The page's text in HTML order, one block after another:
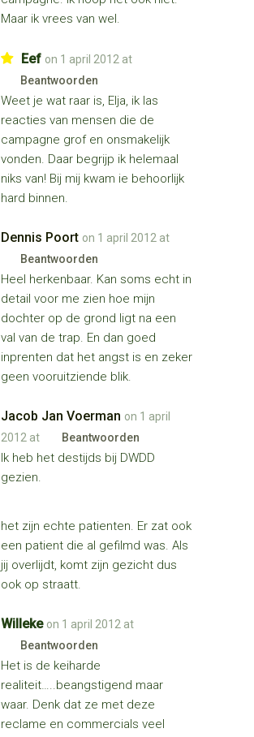
Maar ik vrees van wel.
Eef on 1 april 2012 at
Beantwoorden
Weet je wat raar is, Elja, ik las
reacties van mensen die de
campagne grof en onsmakelijk
vonden. Daar begrijp ik helemaal
niks van! Bij mij kwam ie behoorlijk
hard binnen.
Dennis Poort on 1 april 2012 at
Beantwoorden
Heel herkenbaar. Kan soms echt in
detail voor me zien hoe mijn
dochter op de grond ligt na een
val van de trap. En dan goed
inprenten dat het angst is en zeker
geen vooruitziende blik.
Jacob Jan Voerman on 1 april
2012 at
Beantwoorden
Ik heb het destijds bij DWDD
gezien.
het zijn echte patienten. Er zat ook
een patient die al gefilmd was. Als
jij overlijdt, komt zijn gezicht dus
ook op straatt.
Willeke on 1 april 2012 at
Beantwoorden
Het is de keiharde
realiteit…..beangstigend maar
waar. Denk dat ze met deze
reclame en commercials veel